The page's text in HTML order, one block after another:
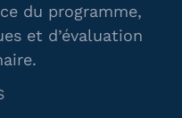
du programme,
et d’évaluation